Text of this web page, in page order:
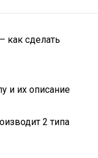
как сделать
и их описание
2 типа